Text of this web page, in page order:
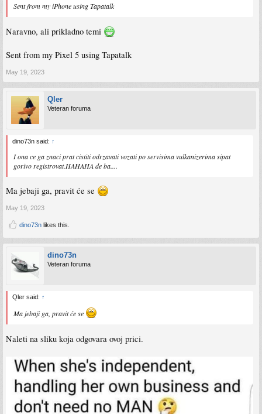
Sent from my iPhone using Tapatalk
Naravno, ali prikladno temi
Sent from my Pixel 5 using Tapatalk
May 19, 2023
Qler
Veteran foruma
dino73n said: ↑
I ona ce ga znaci prat cistiti odrzavati vozati po servisima vulkanizerima sipat
gorivo registrovat.HAHAHA de ba....
Ma jebaji ga, pravit će se
May 19, 2023
dino73n likes this.
dino73n
Veteran foruma
Qler said: ↑
Ma jebaji ga, pravit će se
Naleti na sliku koja odgovara ovoj prici.